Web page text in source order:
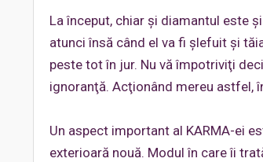
La început, chiar şi diamantul este
atunci însă când el va fi şlefuit şi
peste tot în jur. Nu vă împotriviţi
ignoranţă. Acţionând mereu astfel,
Un aspect important al KARMA-ei
exterioară nouă. Modul în care îi